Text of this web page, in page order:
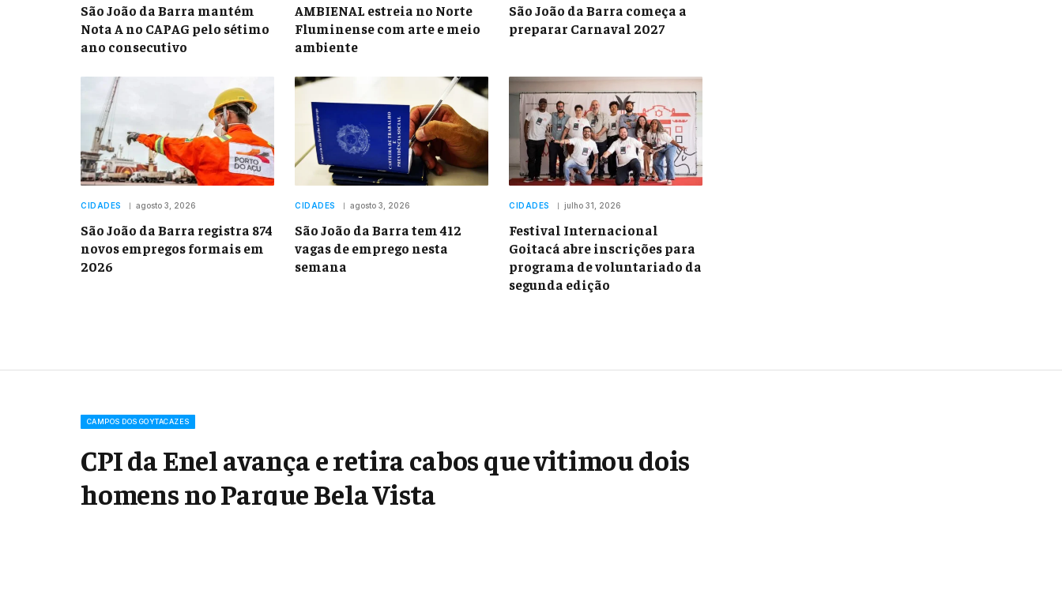
São João da Barra mantém
Nota A no CAPAG pelo sétimo
ano consecutivo
AMBIENAL estreia no Norte
Fluminense com arte e meio
ambiente
São João da Barra começa a
preparar Carnaval 2027
CIDADES agosto 3, 2026
São João da Barra registra 874
novos empregos formais em
2026
CIDADES agosto 3, 2026
São João da Barra tem 412
vagas de emprego nesta
semana
CIDADES julho 31, 2026
Festival Internacional
Goitacá abre inscrições para
programa de voluntariado da
segunda edição
CAMPOS DOS GOYTACAZES
CPI da Enel avança e retira cabos que vitimou dois
homens no Parque Bela Vista